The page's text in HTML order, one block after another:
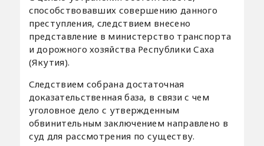
способствовавших совершению данного
преступления, следствием внесено
представление в министерство транспорта
и дорожного хозяйства Республики Саха
(Якутия).
Следствием собрана достаточная
доказательственная база, в связи с чем
уголовное дело с утвержденным
обвинительным заключением направлено в
суд для рассмотрения по существу.